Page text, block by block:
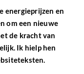
energieprijzen en
om een nieuwe
de kracht van
Ik hielp hen